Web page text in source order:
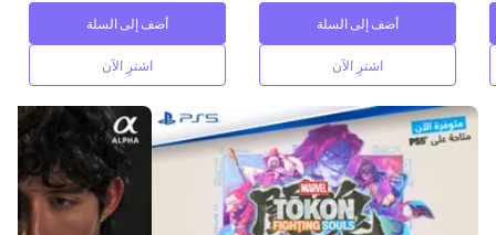
أضف إلى السلة
اشترِ الآن
أضف إلى السلة
اشترِ الآن